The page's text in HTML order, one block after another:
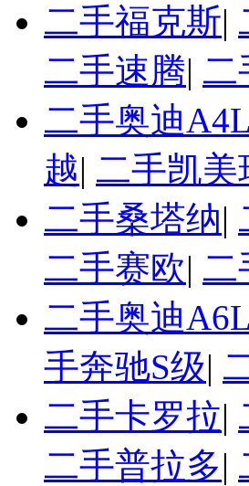
二手福克斯|
二手速腾| 二
二手奥迪A4L
越| 二手凯美
二手桑塔纳|
二手赛欧| 二
二手奥迪A6L
手奔驰S级|
二手卡罗拉|
二手普拉多|